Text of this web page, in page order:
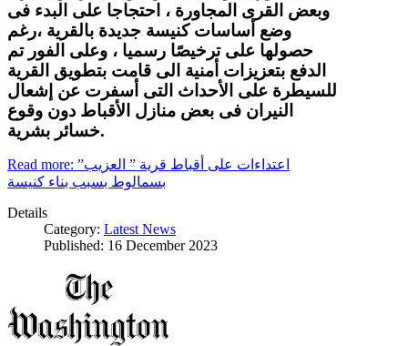
وبعض القرى المجاورة ، احتجاجا على البدء فى
وضع أساسات كنيسة جديدة بالقرية ،رغم
حصولها على ترخيصًا رسميا ، وعلى الفور تم
الدفع بتعزيزات أمنية الى قامت بتطويق القرية
للسيطرة على الأحداث التى أسفرت عن إشعال
النيران فى بعض منازل الأقباط دون وقوع
خسائر بشرية.
Read more: اعتداءات على أقباط قرية ” العزيب”
بسمالوط بسبب بناء كنيسة
Details
Category: Latest News
Published: 16 December 2023